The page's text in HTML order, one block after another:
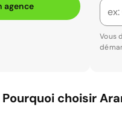
agence
Vous
Pourquoi choisir